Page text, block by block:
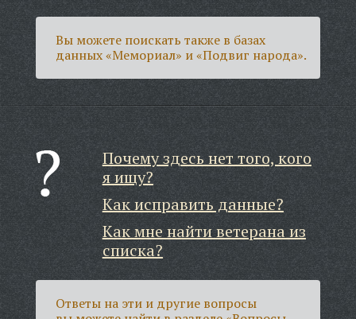
Вы можете поискать также в базах
данных «Мемориал» и «Подвиг народа».
Почему здесь нет того, кого
я ищу?
Как исправить данные?
Как мне найти ветерана из
списка?
Ответы на эти и другие вопросы